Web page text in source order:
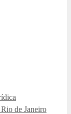
de Janeiro